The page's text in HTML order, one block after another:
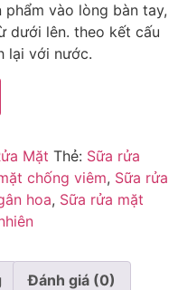
vào lòng bàn tay,
dưới lên. theo kết cấu
lại với nước.
Mặt Thẻ: Sữa rửa
chống viêm, Sữa rửa
hoa, Sữa rửa mặt
Đánh giá (0)